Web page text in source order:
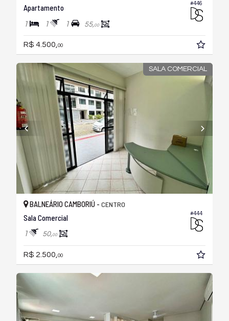
#446
Apartamento
1 1 1 55,00
R$ 4.500,00
SALA COMERCIAL
#444
BALNEÁRIO CAMBORIÚ - CENTRO
Sala Comercial
1 50,00
R$ 2.500, 00